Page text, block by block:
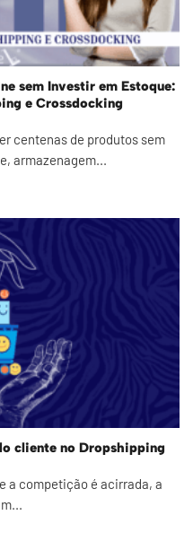
sem Investir em Estoque:
e Crossdocking
centenas de produtos sem
armazenagem...
cliente no Dropshipping
a competição é acirrada, a